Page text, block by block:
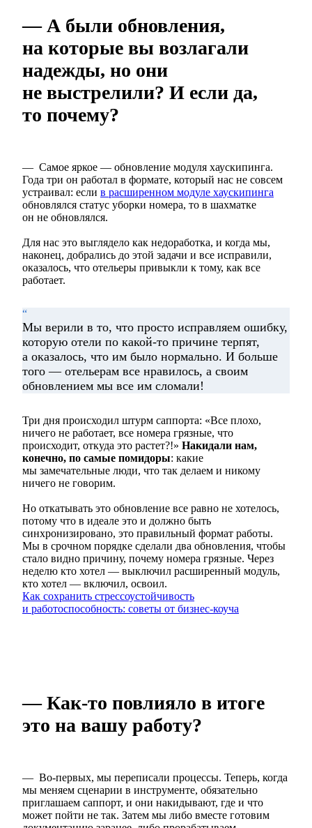
— А были обновления,
на которые вы возлагали
надежды, но они
не выстрелили? И если да,
то почему?
— Самое яркое — обновление модуля хаускипинга.
Года три он работал в формате, который нас не совсем
устраивал: если в расширенном модуле хаускипинга
обновлялся статус уборки номера, то в шахматке
он не обновлялся.
Для нас это выглядело как недоработка, и когда мы,
наконец, добрались до этой задачи и все исправили,
оказалось, что отельеры привыкли к тому, как все
работает.
“
Мы верили в то, что просто исправляем ошибку,
которую отели по какой-то причине терпят,
а оказалось, что им было нормально. И больше
того — отельерам все нравилось, а своим
обновлением мы все им сломали!
Три дня происходил штурм саппорта: «Все плохо,
ничего не работает, все номера грязные, что
происходит, откуда это растет?!» Накидали нам,
конечно, по самые помидоры: какие
мы замечательные люди, что так делаем и никому
ничего не говорим.
Но откатывать это обновление все равно не хотелось,
потому что в идеале это и должно быть
синхронизировано, это правильный формат работы.
Мы в срочном порядке сделали два обновления, чтобы
стало видно причину, почему номера грязные. Через
неделю кто хотел — выключил расширенный модуль,
кто хотел — включил, освоил.
Как сохранить стрессоустойчивость
и работоспособность: советы от бизнес-коуча
— Как-то повлияло в итоге
это на вашу работу?
— Во-первых, мы переписали процессы. Теперь, когда
мы меняем сценарии в инструменте, обязательно
приглашаем саппорт, и они накидывают, где и что
может пойти не так. Затем мы либо вместе готовим